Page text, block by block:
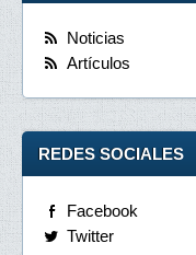
Noticias
Artículos
REDES SOCIALES
Facebook
Twitter